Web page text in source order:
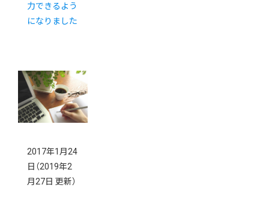
力できるよう
になりました
2017年1月24
日 （2019年2
月27日 更新）